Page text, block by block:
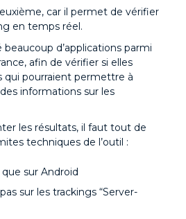
car il permet de vérifier
en temps réel.
d’applications parmi
afin de vérifier si elles
qui pourraient permettre à
informations sur les
les résultats, il faut tout de
techniques de l’outil :
sur Android
sur les trackings “Server-